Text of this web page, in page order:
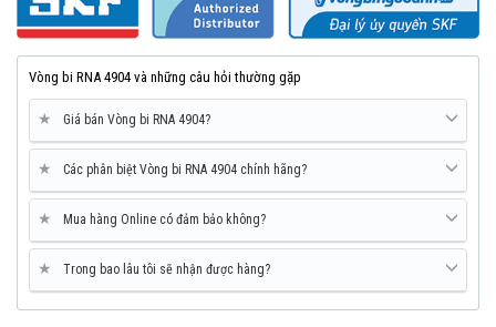
Vòng bi RNA 4904 và những câu hỏi thường gặp
★ Giá bán Vòng bi RNA 4904?
★ Các phân biệt Vòng bi RNA 4904 chính hãng?
★ Mua hàng Online có đảm bảo không?
★ Trong bao lâu tôi sẽ nhận được hàng?